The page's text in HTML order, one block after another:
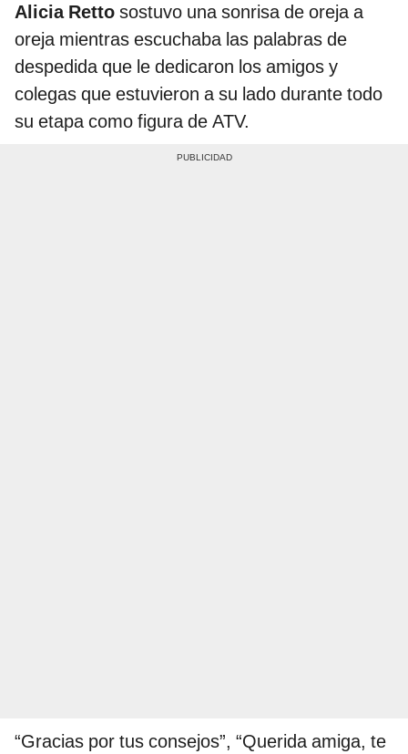
Alicia Retto sostuvo una sonrisa de oreja a
oreja mientras escuchaba las palabras de
despedida que le dedicaron los amigos y
colegas que estuvieron a su lado durante todo
su etapa como figura de ATV.
“Gracias por tus consejos”, “Querida amiga, te